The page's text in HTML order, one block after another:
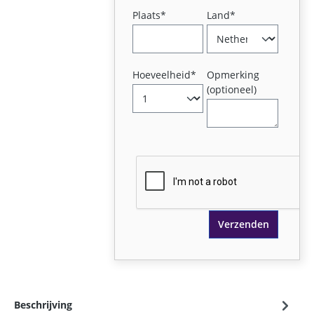
Plaats* Land*
Hoeveelheid*
Opmerking
(optioneel)
Verzenden
Beschrijving